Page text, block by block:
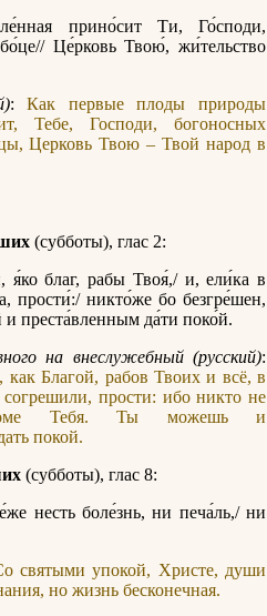
прино́сит Ти, Го́споди,
Це́рковь Твою́, жи́тельство
:Как первые плоды природы
Тебе, Господи, богоносных
Церковь Твою – Твой народ в
(субботы), глас 2:
я́ко благ, рабы Твоя́,/ и, ели́ка в
прости́:/ никто́же бо безгре́шен,
преста́вленным да́ти поко́й.
на внеслужебный (русский):
Благой, рабов Твоих и всё, в
прости: ибо никто не
Тебя. Ты можешь и
покой.
(субботы), глас 8:
несть боле́знь, ни печа́ль,/ ни
святыми упокой, Христе, души
но жизнь бесконечная.